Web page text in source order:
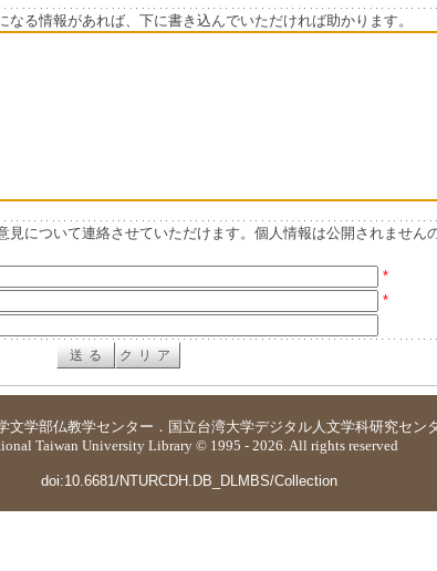
る情報があれば、下に書き込んでいただければ助かります。
見について連絡させていただけます。個人情報は公開されません
*
*
文学部仏教学センター ． 国立台湾大学デジタル人文学科研究セン
Taiwan University Library © 1995 - 2026. All rights reserved
doi:10.6681/NTURCDH.DB_DLMBS/Collection